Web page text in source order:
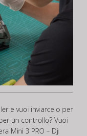
e vuoi inviarcelo per
un controllo? Vuoi
Mini 3 PRO – Dji